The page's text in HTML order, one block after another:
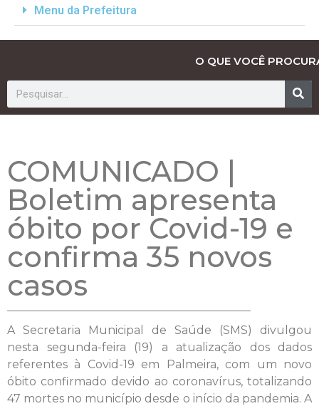
Menu da Prefeitura
O QUE VOCÊ
COMUNICADO |
Boletim apresenta
óbito por Covid-19 e
confirma 35 novos
casos
A Secretaria Municipal de Saúde (SMS) divulgou
nesta segunda-feira (19) a atualização dos dados
referentes à Covid-19 em Palmeira, com um novo
óbito confirmado devido ao coronavírus, totalizando
47 mortes no município desde o início da pandemia. A